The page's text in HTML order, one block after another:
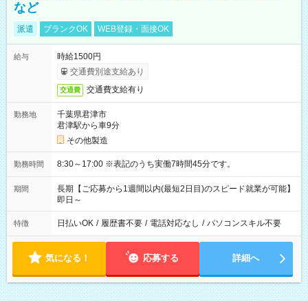
など
派遣 ブランクOK WEB登録・面接OK
給与
時給1500円
交通費別途支給あり
交通費 交通費支給有り
勤務地
千葉県君津市
君津駅から車9分
その他製造
勤務時間 8:30～17:00 ※表記のうち実働7時間45分です。
期間
長期【ご応募から1週間以内(最短2日目)のスピード就業が可能】
即日～
特徴 日払いOK / 履歴書不要 / 電話対応なし / パソコンスキル不要
気になる！ 応募する 詳細へ